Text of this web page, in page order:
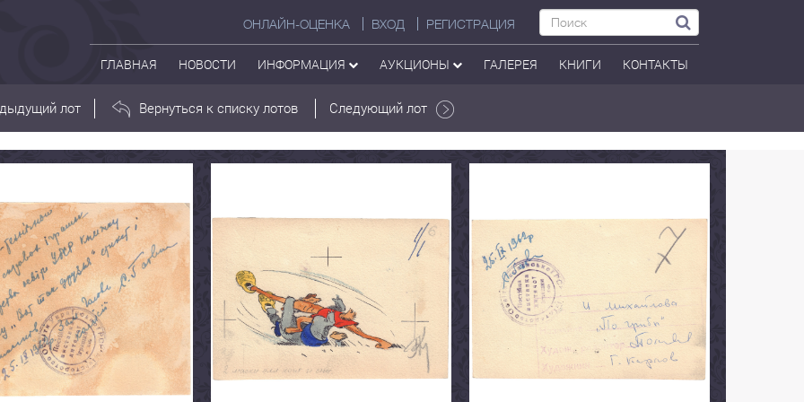
ОНЛАЙН-ОЦЕНКА ВХОД РЕГИСТРАЦИЯ
ГЛАВНАЯ НОВОСТИ ИНФОРМАЦИЯ АУКЦИОНЫ ГАЛЕРЕЯ КНИГИ КОНТАКТЫ
лот Вернуться к списку лотов Следующий лот